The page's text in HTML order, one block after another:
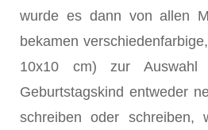
wurde es dann von allen
bekamen
10x10 cm) zur
Geburtstagskind entweder
schreiben oder schreiben,